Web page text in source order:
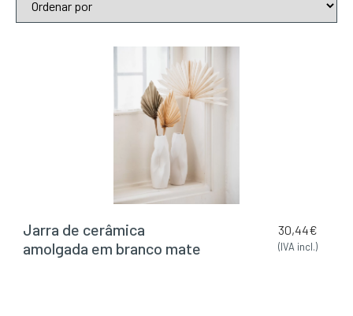
Jarra de cerâmica
amolgada em branco mate
30,44€
(IVA incl.)